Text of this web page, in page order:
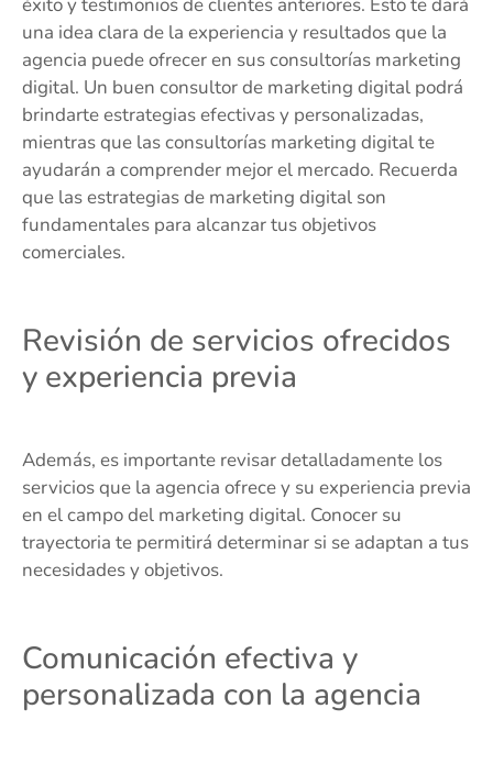
una idea clara de la experiencia y resultados que la
agencia puede ofrecer en sus consultorías marketing
digital. Un buen consultor de marketing digital podrá
brindarte estrategias efectivas y personalizadas,
mientras que las consultorías marketing digital te
ayudarán a comprender mejor el mercado. Recuerda
que las estrategias de marketing digital son
fundamentales para alcanzar tus objetivos
comerciales.
Revisión de servicios ofrecidos
y experiencia previa
Además, es importante revisar detalladamente los
servicios que la agencia ofrece y su experiencia previa
en el campo del marketing digital. Conocer su
trayectoria te permitirá determinar si se adaptan a tus
necesidades y objetivos.
Comunicación efectiva y
personalizada con la agencia